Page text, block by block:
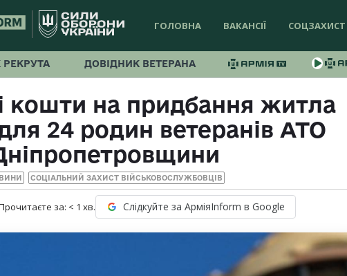
ГОЛОВНА ВАКАНСІЇ СОЦЗАХИСТ
ДОВІДНИК ВЕТЕРАНА
кошти на придбання житла
24 родин ветеранів АТО
СОЦІАЛЬНИЙ ЗАХИСТ ВІЙСЬКОВОСЛУЖБОВЦІВ
за: < 1 хв. Слідкуйте за АрміяInform в Google